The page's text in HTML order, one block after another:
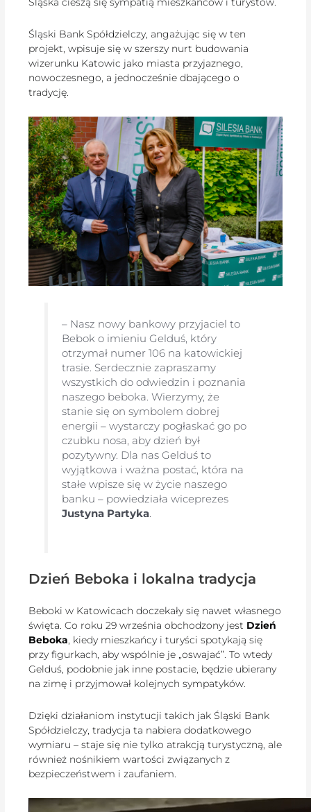
Śląski Bank Spółdzielczy, angażując się w ten
projekt, wpisuje się w szerszy nurt budowania
wizerunku Katowic jako miasta przyjaznego,
nowoczesnego, a jednocześnie dbającego o
tradycję.
– Nasz nowy bankowy przyjaciel to
Bebok o imieniu Gelduś, który
otrzymał numer 106 na katowickiej
trasie. Serdecznie zapraszamy
wszystkich do odwiedzin i poznania
naszego beboka. Wierzymy, że
stanie się on symbolem dobrej
energii – wystarczy pogłaskać go po
czubku nosa, aby dzień był
pozytywny. Dla nas Gelduś to
wyjątkowa i ważna postać, która na
stałe wpisze się w życie naszego
banku – powiedziała wiceprezes
Justyna Partyka.
Dzień Beboka i lokalna tradycja
Beboki w Katowicach doczekały się nawet własnego
święta. Co roku 29 września obchodzony jest Dzień
Beboka, kiedy mieszkańcy i turyści spotykają się
przy figurkach, aby wspólnie je „oswajać”. To wtedy
Gelduś, podobnie jak inne postacie, będzie ubierany
na zimę i przyjmował kolejnych sympatyków.
Dzięki działaniom instytucji takich jak Śląski Bank
Spółdzielczy, tradycja ta nabiera dodatkowego
wymiaru – staje się nie tylko atrakcją turystyczną, ale
również nośnikiem wartości związanych z
bezpieczeństwem i zaufaniem.